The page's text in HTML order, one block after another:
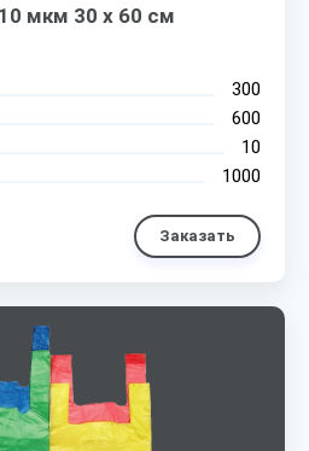
мкм 30 х 60 см
300
600
10
1000
Заказать